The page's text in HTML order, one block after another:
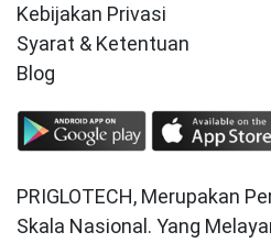
Kebijakan Privasi
Syarat & Ketentuan
Blog
PRIGLOTECH, Merupakan
Skala Nasional. Yang